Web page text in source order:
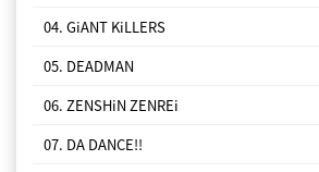
04. GiANT KiLLERS
05. DEADMAN
06. ZENSHiN ZENREi
07. DA DANCE!!
07. DA DANCE!!
08. オーケストラ
09. スパーク
10. BE READY